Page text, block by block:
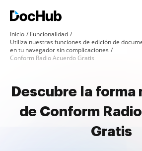
Inicio
Funcionalidad
Utiliza nuestras funciones de edición de
en tu navegador sin complicaciones
Conform Radio Acuerdo Gratis
Descubre la forma
de Conform
Gratis